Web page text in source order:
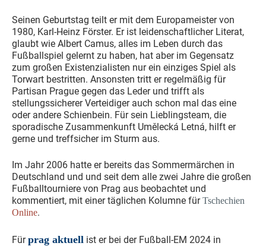
Seinen Geburtstag teilt er mit dem Europameister von
1980, Karl-Heinz Förster. Er ist leidenschaftlicher Literat,
glaubt wie Albert Camus, alles im Leben durch das
Fußballspiel gelernt zu haben, hat aber im Gegensatz
zum großen Existenzialisten nur ein einziges Spiel als
Torwart bestritten. Ansonsten tritt er regelmäßig für
Partisan Prague gegen das Leder und trifft als
stellungssicherer Verteidiger auch schon mal das eine
oder andere Schienbein. Für sein Lieblingsteam, die
sporadische Zusammenkunft Umělecká Letná, hilft er
gerne und treffsicher im Sturm aus.
Im Jahr 2006 hatte er bereits das Sommermärchen in
Deutschland und und seit dem alle zwei Jahre die großen
Fußballtourniere von Prag aus beobachtet und
kommentiert, mit einer täglichen Kolumne fürTschechien
Online.
Fürprag aktuell ist er bei der Fußball-EM 2024 in